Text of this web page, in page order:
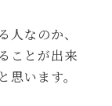
人なのか、
ことが出来
います。